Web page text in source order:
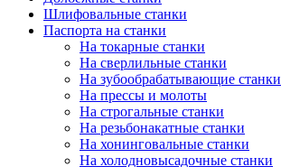
Шлифовальные станки
Паспорта на станки
На токарные станки
На сверлильные станки
На зубообрабатывающие станки
На прессы и молоты
На строгальные станки
На резьбонакатные станки
На хонинговальные станки
На холодновысадочные станки